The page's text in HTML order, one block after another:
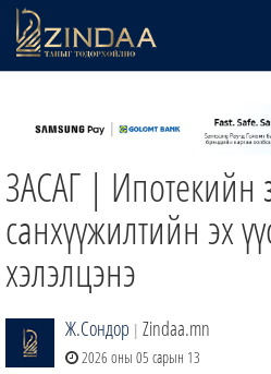
ТВ8
ӨГЛӨӨНИЙ СОНИН
АУДИО ЗОХИОЛ
ЗИНДАА СЭТГҮҮЛ
ЗАСАГ | Ипотекийн
санхүүжилтийн эх
хэлэлцэнэ
Ж.Сондор | Zindaa.mn
2026 оны 05 сарын 13